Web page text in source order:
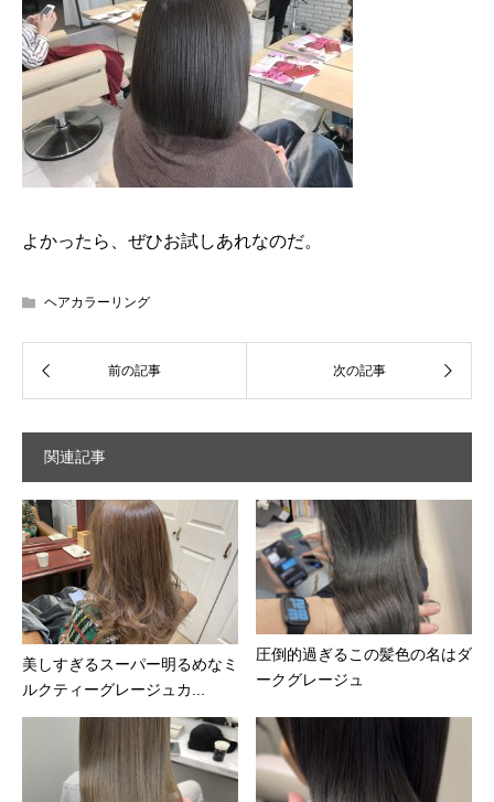
よかったら、ぜひお試しあれなのだ。
ヘアカラーリング
関連記事
美しすぎるスーパー明るめなミ
ルクティーグレージュカ...
圧倒的過ぎるこの髪色の名はダ
ークグレージュ